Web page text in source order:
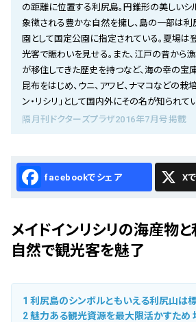
お知らせ
お問い合わせ
の距離に位置する利尻島。円錐形の美しいシ
象徴される豊かな自然を擁し、島の一部は
園として国定公園に指定されている。夏場は
光客で賑わいを見せる。また、江戸の昔から
が移住してきた歴史を持つなど、海の幸の宝
昆布をはじめ、ウニ、アワビ、ナマコなどの栽培
ン・リシリ」として国内外にその名が知られてい
隔月刊ドクターズプラザ2016年7月号掲載
Facebook X
メイドインリシリの海産物
自然で観光客を魅了
1 利尻島のシンボルともいえる利尻山は
2魅力ある観光資源を最大限活かすため